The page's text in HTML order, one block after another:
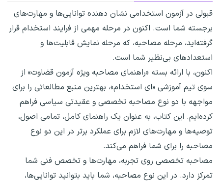
قبولی در آزمون استخدامی نشان دهنده توانایی‌ها و مهارت‌های
برجسته‌ شما است. اکنون در مرحله مهمی از فرایند استخدام قرار
گرفته‌اید، مرحله مصاحبه، که مرحله نمایش قابلیت‌ها و
استعدادهای بی‌نظیر شما است.
اکنون، با ارائه بسته «راهنمای مصاحبه ویژه آزمون قضاوت» از
سوی تیم آموزشی «ای استخدام»، بهترین منبع مطالعاتی را برای
مواجهه با دو نوع مصاحبه تخصصی و عقیدتی سیاسی فراهم
کرده‌ایم. این کتاب، به عنوان یک راهنمای کامل، تمامی اصول،
توصیه‌ها و مهارت‌های لازم برای عملکرد برتر در این دو نوع
مصاحبه را برای شما فراهم می‌کند.
مصاحبه تخصصی روی تجربه، مهارت‌ها و تخصص فنی شما
تمرکز دارد. در این نوع مصاحبه، شما باید بتوانید توانایی‌ها،